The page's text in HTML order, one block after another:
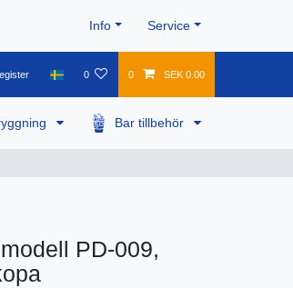
Info Service
0 0 SEK 0.00
Bar tillbehör
PD-009,